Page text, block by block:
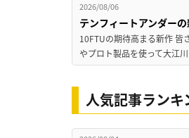
2026/08/06
テンフィートアンダー
10FTUの期待高まる新作 皆
やプロト製品を使って大江
人気記事ランキ